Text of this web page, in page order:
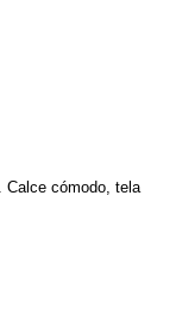
$24.999,00.
actual es:
Calce cómodo, tela